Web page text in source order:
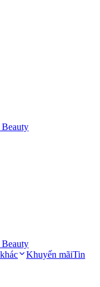
Beauty
Beauty
Khuyến mãiTin